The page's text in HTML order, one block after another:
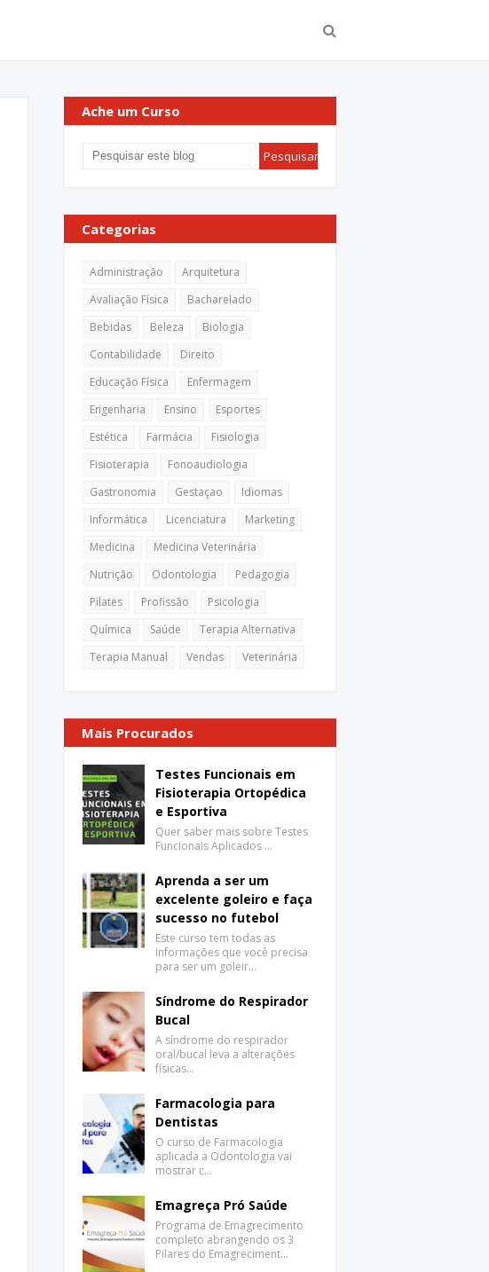
Ache um Curso
Categorias
Administração
Arquitetura
Avaliação Física
Bacharelado
Bebidas
Beleza
Biologia
Contabilidade
Direito
Educação Física
Enfermagem
Engenharia
Ensino
Esportes
Estética
Farmácia
Fisiologia
Fisioterapia
Fonoaudiologia
Gastronomia
Gestaçao
Idiomas
Informática
Licenciatura
Marketing
Medicina
Medicina Veterinária
Nutrição
Odontologia
Pedagogia
Pilates
Profissão
Psicologia
Química
Saúde
Terapia Alternativa
Terapia Manual
Vendas Veterinária
Mais Procurados
Testes Funcionais em
Fisioterapia Ortopédica
e Esportiva
Quer saber mais sobre Testes
Funcionais Aplicados …
Aprenda a ser um
excelente goleiro e faça
sucesso no futebol
Este curso tem todas as
informações que você precisa
para ser um goleir…
Síndrome do Respirador
Bucal
A síndrome do respirador
oral/bucal leva a alterações
físicas…
Farmacologia para
Dentistas
O curso de Farmacologia
aplicada a Odontologia vai
mostrar c…
Emagreça Pró Saúde
Programa de Emagrecimento
completo abrangendo os 3
Pilares do Emagreciment…